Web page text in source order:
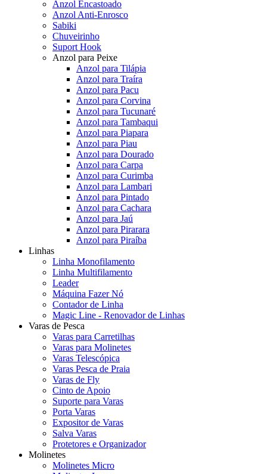
Anzol Encastoado
Anzol Anti-Enrosco
Sabiki
Chuveirinho
Suport Hook
Anzol para Peixe
Anzol para Tilápia
Anzol para Traíra
Anzol para Pacu
Anzol para Corvina
Anzol para Tucunaré
Anzol para Tambaqui
Anzol para Piapara
Anzol para Piau
Anzol para Dourado
Anzol para Carpa
Anzol para Curimba
Anzol para Lambari
Anzol para Pintado
Anzol para Cachara
Anzol para Jaú
Anzol para Pirarara
Anzol para Piraíba
Linhas
Linha Monofilamento
Linha Multifilamento
Leader
Máquina Fazer Nó
Contador de Linha
Magic Line - Renovador de Linhas
Varas de Pesca
Varas para Carretilhas
Varas para Molinetes
Varas Telescópica
Varas Pesca de Praia
Varas de Fly
Cinto de Apoio
Suporte para Varas
Porta Varas
Expositor de Varas
Salva Varas
Protetores e Organizador
Molinetes
Molinetes Micro